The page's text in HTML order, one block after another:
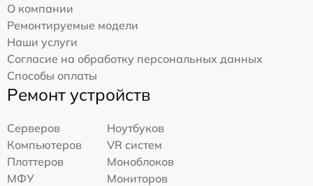
О компании
Ремонтируемые модели
Наши услуги
Согласие на обработку персональных данных
Способы оплаты
Ремонт устройств
Серверов
Ноутбуков
Компьютеров
VR систем
Плоттеров
Моноблоков
МФУ
Мониторов